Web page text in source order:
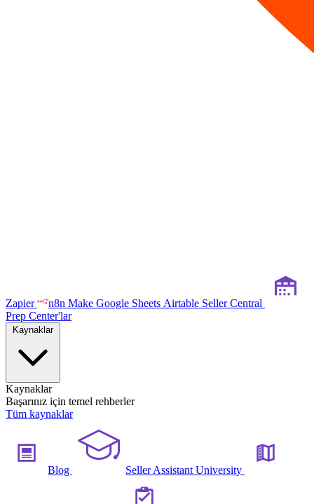
Zapier n8n Make Google Sheets Airtable Seller Central
Prep Center'lar
Kaynaklar
Kaynaklar
Başarınız için temel rehberler
Tüm kaynaklar
Blog Seller Assistant University